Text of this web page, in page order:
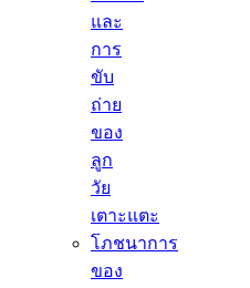
และ
การ
ขับ
ถ่าย
ของ
ลูก
วัย
เตาะแตะ
โภชนาการ
ของ